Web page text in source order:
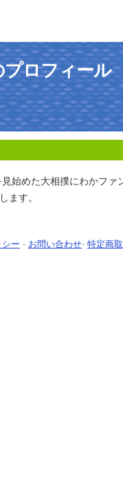
ロフィール
始めた大相撲にわかファ
ます。
ー - お問い合わせ- 特定商